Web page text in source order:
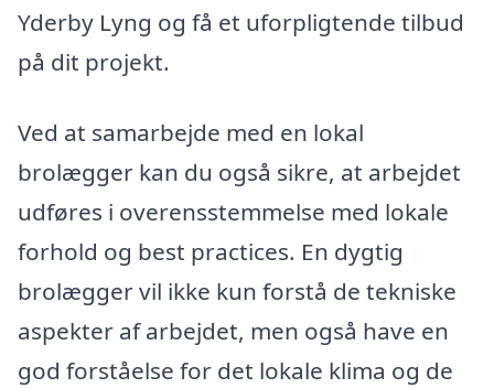
Yderby Lyng og få et uforpligtende tilbud
på dit projekt.
Ved at samarbejde med en lokal
brolægger kan du også sikre, at arbejdet
udføres i overensstemmelse med lokale
forhold og best practices. En dygtig
brolægger vil ikke kun forstå de tekniske
aspekter af arbejdet, men også have en
god forståelse for det lokale klima og de